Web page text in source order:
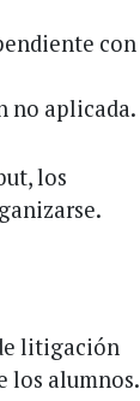
con
no aplicada.
los
litigación
los alumnos.